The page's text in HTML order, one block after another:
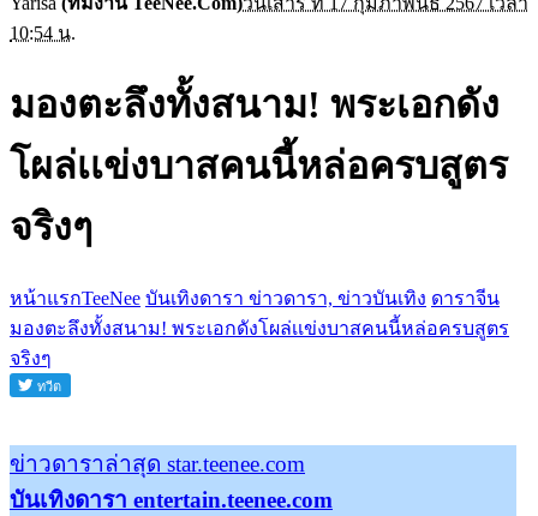
10:54 น.
มองตะลึงทั้งสนาม! พระเอกดัง
โผล่เเข่งบาสคนนี้หล่อครบสูตร
จริงๆ
หน้าแรกTeeNee บันเทิงดารา ข่าวดารา, ข่าวบันเทิง ดาราจีน
มองตะลึงทั้งสนาม! พระเอกดังโผล่เเข่งบาสคนนี้หล่อครบสูตร
จริงๆ
ข่าวดาราล่าสุด star.teenee.com
บันเทิงดารา entertain.teenee.com